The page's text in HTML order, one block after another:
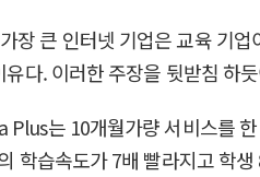
장 큰 인터넷 기업은 교육 기
다. 이러한 주장을 뒷받침
는 10개월가량 서비스를
학습속도가 7배 빨라지고 학